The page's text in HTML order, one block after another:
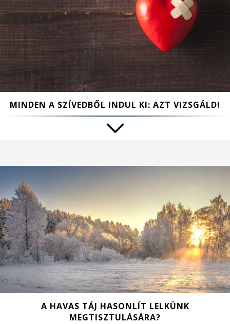
MINDEN A SZÍVEDBŐL INDUL KI: AZT VIZSGÁLD!
A HAVAS TÁJ HASONLÍT LELKÜNK
MEGTISZTULÁSÁRA?